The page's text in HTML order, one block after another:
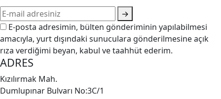
→
E-posta adresimin, bülten gönderiminin yapılabilmesi
amacıyla, yurt dışındaki sunuculara gönderilmesine açık
rıza verdiğimi beyan, kabul ve taahhüt ederim.
ADRES
Kızılırmak Mah.
Dumlupınar Bulvarı No:3C/1